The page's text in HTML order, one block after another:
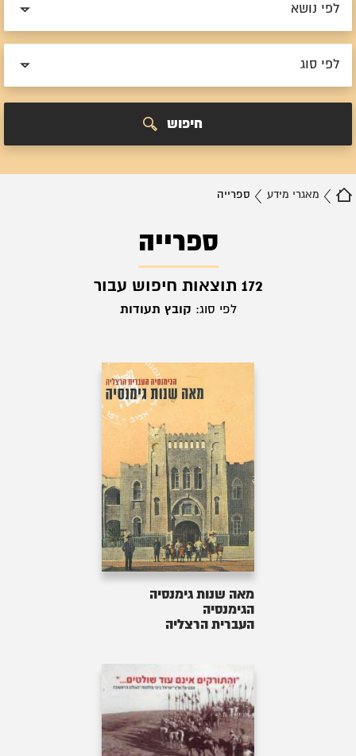
לפי נושא
לפי סוג
חיפוש
מאגרי מידע ספרייה
ספרייה
172 תוצאות חיפוש עבור
לפי סוג: קובץ תעודות
מאה שנות גימנסיה
הגימנסיה
העברית הרצליה